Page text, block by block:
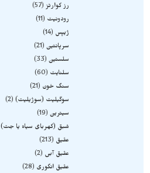
رز کوارتز 57
رودونیت
11
ژیپس
14
سرپانتین 21
سلستین 33
سلنایت
60
سنگ خون
21
سوگیلیت (سوژیلیت) 2
سیترین 19
شبق (کهربای سیاه یا جت)
عقیق
213
عقیق آبی
2
عقیق انگوری
28